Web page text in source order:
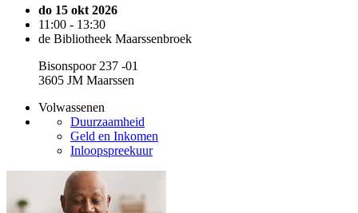
do 15 okt 2026
11:00 - 13:30
de Bibliotheek Maarssenbroek
Bisonspoor 237 -01
3605 JM Maarssen
Volwassenen
Duurzaamheid
Geld en Inkomen
Inloopspreekuur